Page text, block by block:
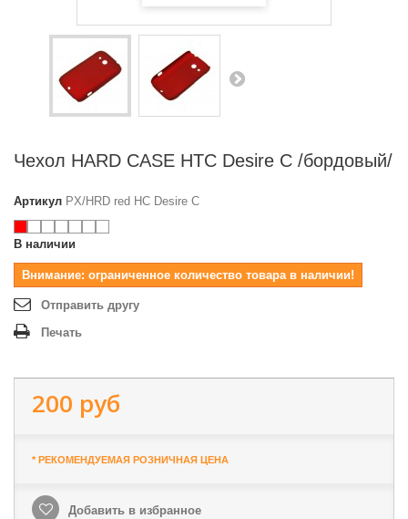
Чехол HARD CASE HTC Desire C /бордовый/
Артикул PX/HRD red HC Desire C
В наличии
Внимание: ограниченное количество товара в наличии!
Отправить другу
Печать
200 руб
* РЕКОМЕНДУЕМАЯ РОЗНИЧНАЯ ЦЕНА
Добавить в избранное